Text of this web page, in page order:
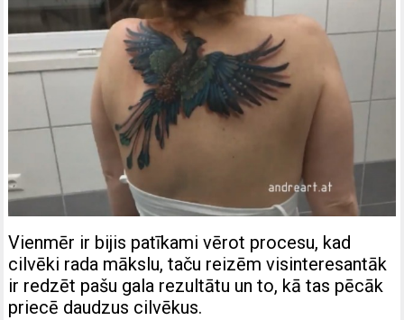
Vienmēr ir bijis patīkami vērot procesu, kad
cilvēki rada mākslu, taču reizēm visinteresantāk
ir redzēt pašu gala rezultātu un to, kā tas pēcāk
priecē daudzus cilvēkus.